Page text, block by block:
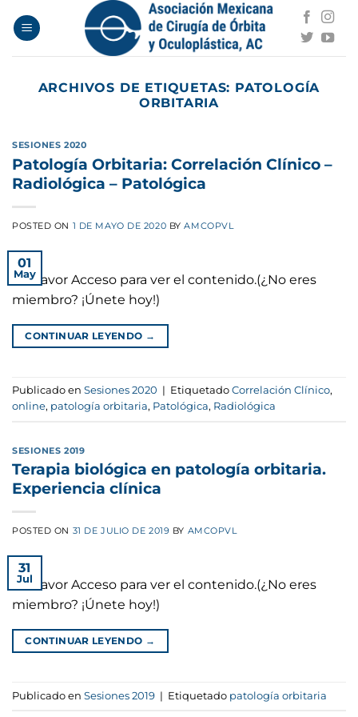
ARCHIVOS DE ETIQUETAS: PATOLOGÍA
ORBITARIA
SESIONES 2020
Patología Orbitaria: Correlación Clínico –
Radiológica – Patológica
POSTED ON 1 DE MAYO DE 2020 BYAMCOPVL
01
May
Por favor Acceso para ver el contenido.(¿No eres
miembro? ¡Únete hoy!)
CONTINUAR LEYENDO →
Publicado en Sesiones 2020 | Etiquetado Correlación Clínico,
online, patología orbitaria, Patológica, Radiológica
SESIONES 2019
Terapia biológica en patología orbitaria.
Experiencia clínica
POSTED ON 31 DE JULIO DE 2019 BY AMCOPVL
31
Jul
Por favor Acceso para ver el contenido.(¿No eres
miembro? ¡Únete hoy!)
CONTINUAR LEYENDO →
Publicado en Sesiones 2019 | Etiquetado patología orbitaria